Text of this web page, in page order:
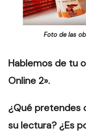
Foto de las
Hablemos de tu
Online 2».
¿Qué pretendes
su lectura? ¿Es